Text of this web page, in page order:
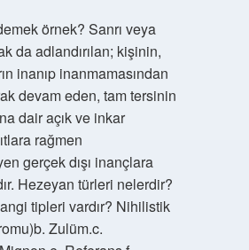
örnek? Sanrı veya
da adlandırılan; kişinin,
inanıp inanmamasından
devam eden, tam tersinin
dair açık ve inkar
rağmen
gerçek dışı inançlara
Hezeyan türleri nelerdir?
tipleri vardır? Nihilistik
Zulüm.c.